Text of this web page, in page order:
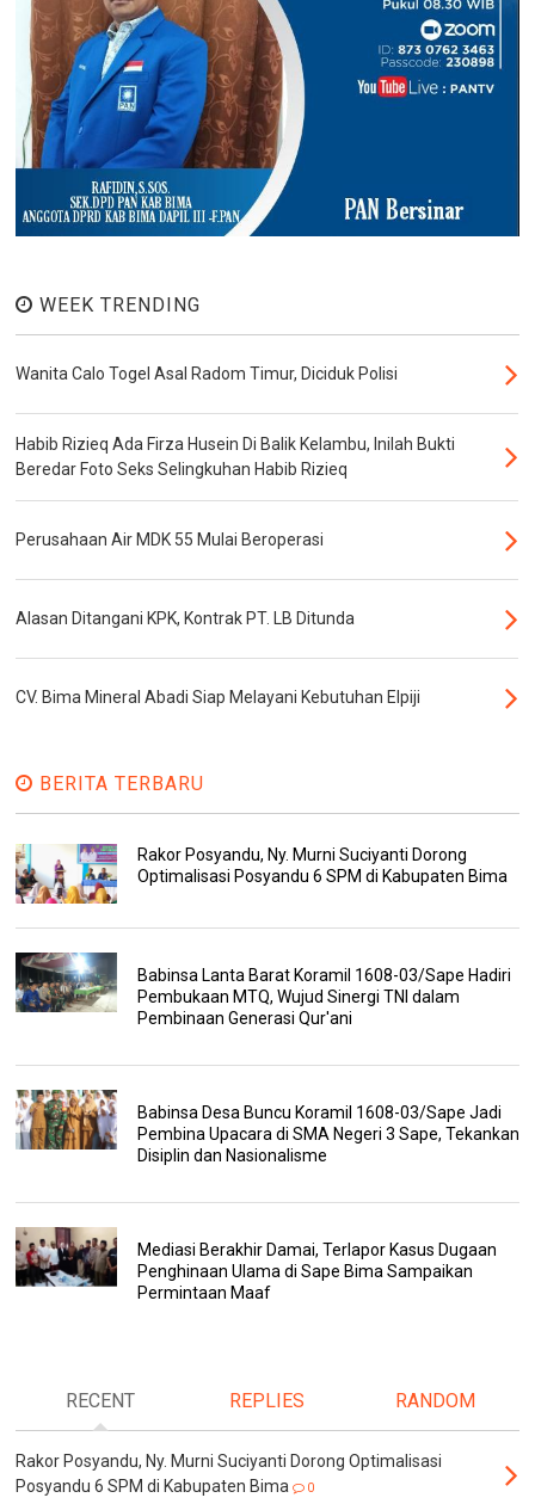
WEEK TRENDING
Wanita Calo Togel Asal Radom Timur, Diciduk Polisi
Habib Rizieq Ada Firza Husein Di Balik Kelambu, Inilah Bukti
Beredar Foto Seks Selingkuhan Habib Rizieq
Perusahaan Air MDK 55 Mulai Beroperasi
Alasan Ditangani KPK, Kontrak PT. LB Ditunda
CV. Bima Mineral Abadi Siap Melayani Kebutuhan Elpiji
BERITA TERBARU
Rakor Posyandu, Ny. Murni Suciyanti Dorong
Optimalisasi Posyandu 6 SPM di Kabupaten Bima
Babinsa Lanta Barat Koramil 1608-03/Sape Hadiri
Pembukaan MTQ, Wujud Sinergi TNI dalam
Pembinaan Generasi Qur'ani
Babinsa Desa Buncu Koramil 1608-03/Sape Jadi
Pembina Upacara di SMA Negeri 3 Sape, Tekankan
Disiplin dan Nasionalisme
Mediasi Berakhir Damai, Terlapor Kasus Dugaan
Penghinaan Ulama di Sape Bima Sampaikan
Permintaan Maaf
RECENT REPLIES RANDOM
Rakor Posyandu, Ny. Murni Suciyanti Dorong Optimalisasi
Posyandu 6 SPM di Kabupaten Bima
0